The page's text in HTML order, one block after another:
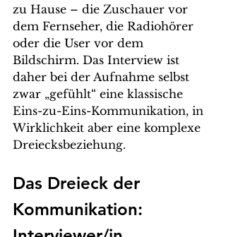
zu Hause – die Zuschauer vor
dem Fernseher, die Radiohörer
oder die User vor dem
Bildschirm. Das Interview ist
daher bei der Aufnahme selbst
zwar „gefühlt“ eine klassische
Eins-zu-Eins-Kommunikation, in
Wirklichkeit aber eine komplexe
Dreiecksbeziehung.
Das Dreieck der
Kommunikation: